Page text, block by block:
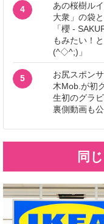
4
あの桜樹ル
大衆」の袋
「櫻 -
もみたい！
(^◇^;)」
5
お尻スポン
木Mob.が初
生初のグラ
裏側動画も
同